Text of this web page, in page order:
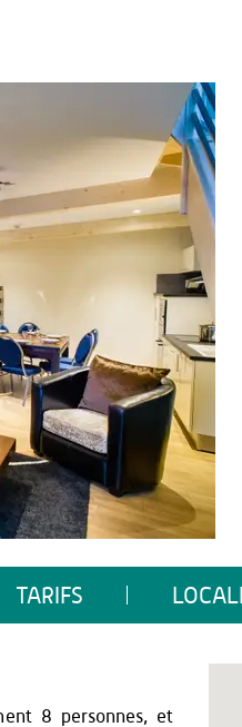
TARIFS
8 personnes, et